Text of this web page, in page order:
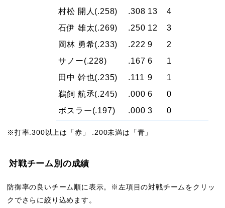
村松 開人 (.258) .308 13
4
石伊 雄太(.269) .250 12
3
岡林 勇希(.233) .222 9
2
サノー(.228) .167 6
1
田中 幹也(.235) .111 9
1
鵜飼 航丞(.245) .000 6
0
ボスラー(.197) .000 3 0
※打率.300以上は「赤」 .200未満は「青」
対戦チーム別の成績
防御率の良いチーム順に表示。※左項目の対戦チームをクリッ
クでさらに絞り込めます。